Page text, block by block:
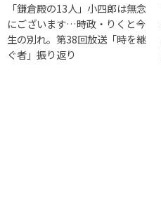
「鎌倉殿の13人」小四郎は無念
にございます…時政・りくと今
生の別れ。第38回放送「時を継
ぐ者」振り返り